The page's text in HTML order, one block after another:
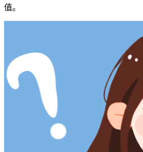
值。